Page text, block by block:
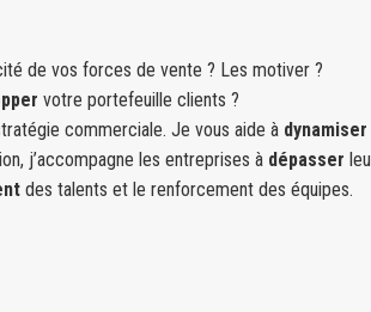
de vos forces de vente ? Les motiver ?
votre portefeuille clients ?
commerciale. Je vous aide à dynamiser
j’accompagne les entreprises à dépasser
des talents et le renforcement des équipes.